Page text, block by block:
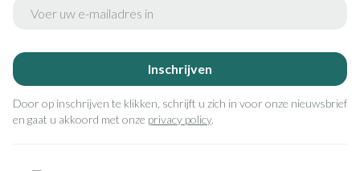
Inschrijven
Door op inschrijven te klikken, schrijft u zich in voor onze nieuwsbrief
en gaat u akkoord met onze privacy policy.